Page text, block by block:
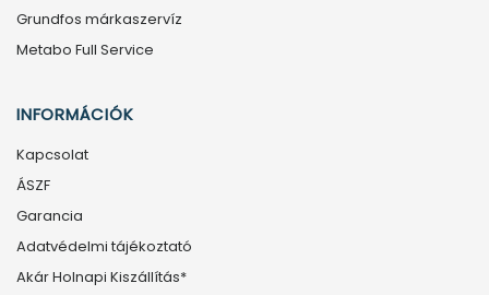
Grundfos márkaszervíz
Metabo Full Service
INFORMÁCIÓK
Kapcsolat
ÁSZF
Garancia
Adatvédelmi tájékoztató
Akár Holnapi Kiszállítás*